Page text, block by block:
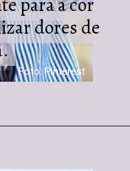
dores de
dores de
Foto: Pinterest